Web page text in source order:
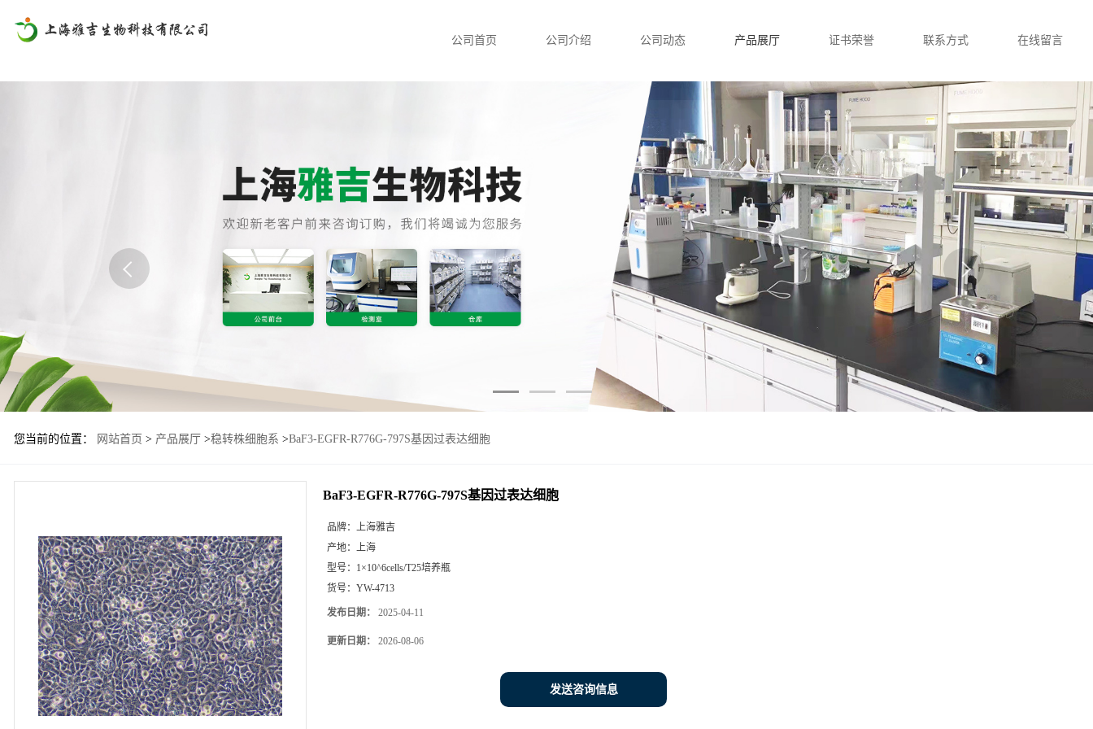
公司首页 公司介绍 公司动态 产品展厅 证书荣誉 联系方式 在线留言
您当前的位置： 网站首页 > 产品展厅 >稳转株细胞系 >BaF3-EGFR-R776G-797S基因过表达细胞
BaF3-EGFR-R776G-797S基因过表达细胞
品牌： 上海雅吉
产地： 上海
型号： 1×10^6cells/T25培养瓶
货号： YW-4713
发布日期： 2025-04-11
更新日期： 2026-08-06
发送咨询信息